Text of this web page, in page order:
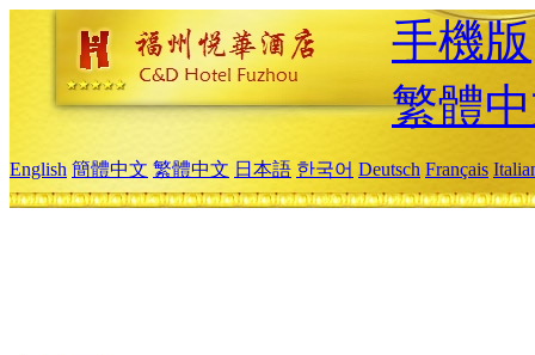
手機版
繁體
English 簡體中文 繁體中文 日本語 한국어 Deutsch Français